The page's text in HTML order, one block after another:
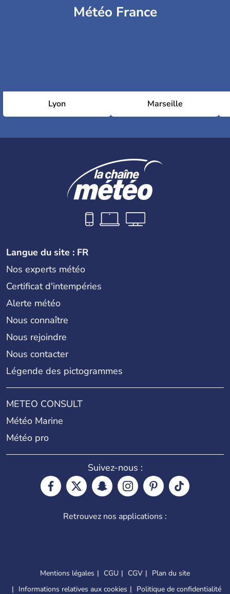
Météo France
Lyon Marseille
Langue du site : FR
Nos experts météo
Certificat d'intempéries
Alerte météo
Nous connaître
Nous rejoindre
Nous contacter
Légende des pictogrammes
METEO CONSULT
Météo Marine
Météo pro
Suivez-nous :
Retrouvez nos applications :
Mentions légales CGU CGV
Plan du site
Informations relatives aux cookies
Politique de confidentialité